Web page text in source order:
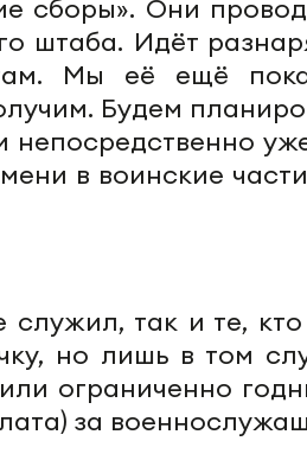
сборы». Они
штаба. Идёт
Мы её ещё
Будем
непосредственно
в воинские
служил, так и те,
но лишь в том
ограниченно
за